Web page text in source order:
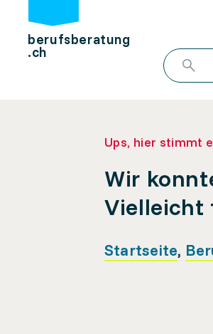
berufsberatung
.ch
Ups, hier stimmt
Wir
Vielleicht
Startseite,